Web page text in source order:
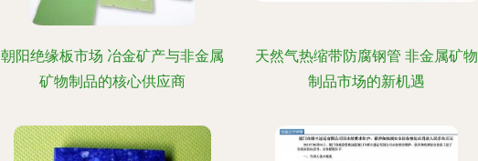
朝阳绝缘板市场 冶金矿产与非金属
矿物制品的核心供应商
天然气热缩带防腐钢管 非金属矿物
制品市场的新机遇